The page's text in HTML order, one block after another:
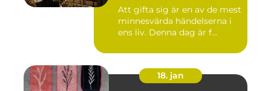
Att gifta sig är en av de mest
minnesvärda händelserna i
ens liv. Denna dag är f...
18. jan